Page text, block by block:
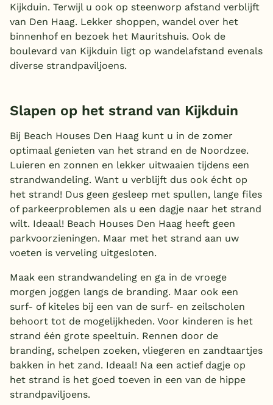
Kijkduin. Terwijl u ook op steenworp afstand verblijft
van Den Haag. Lekker shoppen, wandel over het
binnenhof en bezoek het Mauritshuis. Ook de
boulevard van Kijkduin ligt op wandelafstand evenals
diverse strandpaviljoens.
Slapen op het strand van Kijkduin
Bij Beach Houses Den Haag kunt u in de zomer
optimaal genieten van het strand en de Noordzee.
Luieren en zonnen en lekker uitwaaien tijdens een
strandwandeling. Want u verblijft dus ook écht op
het strand! Dus geen gesleep met spullen, lange files
of parkeerproblemen als u een dagje naar het strand
wilt. Ideaal! Beach Houses Den Haag heeft geen
parkvoorzieningen. Maar met het strand aan uw
voeten is verveling uitgesloten.
Maak een strandwandeling en ga in de vroege
morgen joggen langs de branding. Maar ook een
surf- of kiteles bij een van de surf- en zeilscholen
behoort tot de mogelijkheden. Voor kinderen is het
strand één grote speeltuin. Rennen door de
branding, schelpen zoeken, vliegeren en zandtaartjes
bakken in het zand. Ideaal! Na een actief dagje op
het strand is het goed toeven in een van de hippe
strandpaviljoens.